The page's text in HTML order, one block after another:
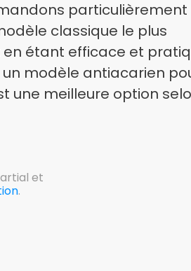
particulièrement
classique le plus
en étant efficace et
un modèle antiacarien
une meilleure option
et
.